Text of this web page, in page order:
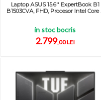
Laptop ASUS 15.6'' ExpertBook B1
B1503CVA, FHD, Procesor Intel Core ...
in stoc bocris
2.799,00 LEI